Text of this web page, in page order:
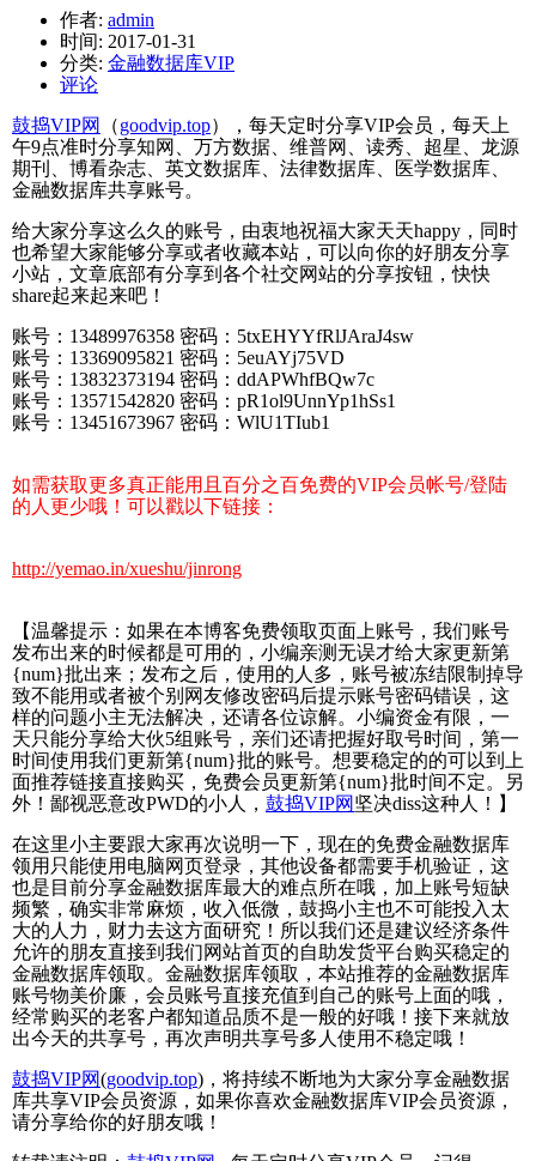
作者: admin
时间: 2017-01-31
分类: 金融数据库VIP
评论
鼓捣VIP网
（goodvip.top），每天定时分享VIP会员，每天上
午9点准时分享知网、万方数据、维普网、读秀、超星、龙源
期刊、博看杂志、英文数据库、法律数据库、医学数据库、
金融数据库共享账号。
给大家分享这么久的账号，由衷地祝福大家天天happy，同时
也希望大家能够分享或者收藏本站，可以向你的好朋友分享
小站，文章底部有分享到各个社交网站的分享按钮，快快
share起来起来吧！
账号：13489976358 密码：5txEHYYfRlJAraJ4sw
账号：13369095821 密码：5euAYj75VD
账号：13832373194 密码：ddAPWhfBQw7c
账号：13571542820 密码：pR1ol9UnnYp1hSs1
账号：13451673967 密码：WlU1TIub1
如需获取更多真正能用且百分之百免费的VIP会员帐号/登陆
的人更少哦！可以戳以下链接：
http://yemao.in/xueshu/jinrong
【温馨提示：如果在本博客免费领取页面上账号，我们账号
发布出来的时候都是可用的，小编亲测无误才给大家更新第
{num}批出来；发布之后，使用的人多，账号被冻结限制掉导
致不能用或者被个别网友修改密码后提示账号密码错误，这
样的问题小主无法解决，还请各位谅解。小编资金有限，一
天只能分享给大伙5组账号，亲们还请把握好取号时间，第一
时间使用我们更新第{num}批的账号。想要稳定的的可以到上
面推荐链接直接购买，免费会员更新第{num}批时间不定。另
外！鄙视恶意改PWD的小人， 鼓捣VIP网 坚决diss这种人！】
在这里小主要跟大家再次说明一下，现在的免费金融数据库
领用只能使用电脑网页登录，其他设备都需要手机验证，这
也是目前分享金融数据库最大的难点所在哦，加上账号短缺
频繁，确实非常麻烦，收入低微，鼓捣小主也不可能投入太
大的人力，财力去这方面研究！所以我们还是建议经济条件
允许的朋友直接到我们网站首页的自助发货平台购买稳定的
金融数据库领取。金融数据库领取，本站推荐的金融数据库
账号物美价廉，会员账号直接充值到自己的账号上面的哦，
经常购买的老客户都知道品质不是一般的好哦！接下来就放
出今天的共享号，再次声明共享号多人使用不稳定哦！
鼓捣VIP网(goodvip.top)，将持续不断地为大家分享金融数据
库共享VIP会员资源，如果你喜欢金融数据库VIP会员资源，
请分享给你的好朋友哦！